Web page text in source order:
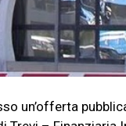
un’offerta